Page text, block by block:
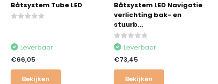
Båtsystem Tube LED
Leverbaar
€66,05
Bekijken
Båtsystem LED Navigatie
verlichting bak- en
stuurb...
Leverbaar
€73,45
Bekijken